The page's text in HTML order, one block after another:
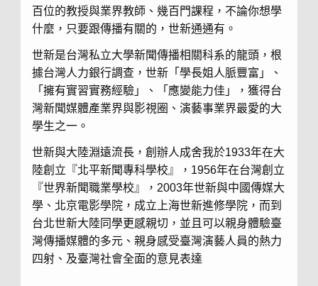
百位的教授與業界教師、幾百門課程，不論你想學
什麼，只要跟傳播有關的，世新通通有。
世新是台灣私立大學新聞傳播相關科系的龍頭，根
據台灣人力銀行調查，世新「學長姐人脈豐富」、
「擁有實習實務經驗」、「應變能力佳」，獲得台
灣新聞媒體產業界與影視圈、演藝事業界最愛的大
學生之一。
世新與大陸淵遠流長，創辦人成舍我於1933年在大
陸創立『北平新聞專科學校』，1956年在台灣創立
『世界新聞職業學校』，2003年世新與中國傳媒大
學、北京電影學院，成立上海世新進修學院，而到
台北世新大陸同學更感親切，並且可以親身體驗臺
灣傳播媒體的多元、親身感受臺灣演藝人員的熱力
四射、及臺灣社會全面的意見表達